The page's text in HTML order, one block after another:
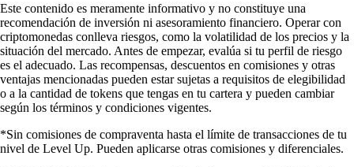
Este contenido es meramente informativo y no constituye una
recomendación de inversión ni asesoramiento financiero. Operar con
criptomonedas conlleva riesgos, como la volatilidad de los precios y la
situación del mercado. Antes de empezar, evalúa si tu perfil de riesgo
es el adecuado. Las recompensas, descuentos en comisiones y otras
ventajas mencionadas pueden estar sujetas a requisitos de elegibilidad
o a la cantidad de tokens que tengas en tu cartera y pueden cambiar
según los términos y condiciones vigentes.
*Sin comisiones de compraventa hasta el límite de transacciones de tu
nivel de Level Up. Pueden aplicarse otras comisiones y diferenciales.